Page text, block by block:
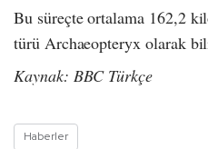
Bu süreçte ortalama 162,2
türü Archaeopteryx olarak
Kaynak: BBC Türkçe
Haberler